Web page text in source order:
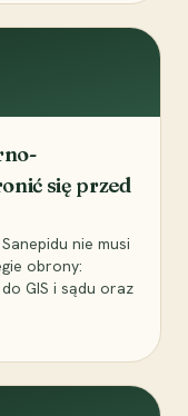
się przed
nie musi
obrony:
GIS i sądu oraz